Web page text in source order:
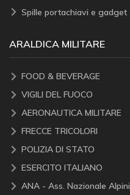
Spille portachiavi e gadget
ARALDICA MILITARE
FOOD & BEVERAGE
VIGILI DEL FUOCO
AERONAUTICA MILITARE
FRECCE TRICOLORI
POLIZIA DI STATO
ESERCITO ITALIANO
ANA - Ass. Nazionale Alpini